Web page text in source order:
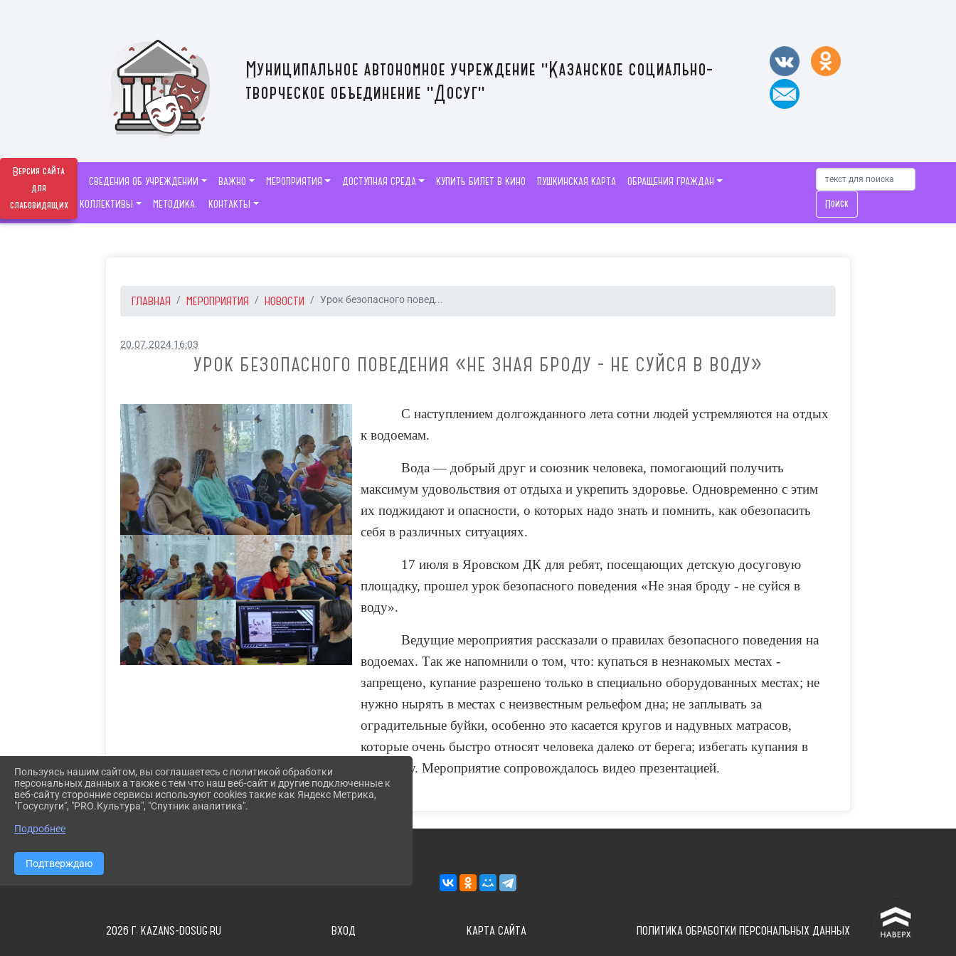
Версия сайта
для
слабовидящих
Муниципальное автономное учреждение "Казанское социально-
творческое объединение "Досуг"
СВЕДЕНИЯ ОБ УЧРЕЖДЕНИИ ВАЖНО МЕРОПРИЯТИЯ ДОСТУПНАЯ СРЕДА КУПИТЬ БИЛЕТ В КИНО ПУШКИНСКАЯ КАРТА
ОБРАЩЕНИЯ ГРАЖДАН
ТВОРЧЕСКИЕ КОЛЛЕКТИВЫ
МЕТОДИКА. КОНТАКТЫ Поиск
ГЛАВНАЯ МЕРОПРИЯТИЯ НОВОСТИ Урок безопасного повед...
20.07.2024 16:03
УРОК БЕЗОПАСНОГО ПОВЕДЕНИЯ «НЕ ЗНАЯ БРОДУ - НЕ СУЙСЯ В ВОДУ»
С наступлением долгожданного лета сотни людей устремляются на отдых
к водоемам.
Вода — добрый друг и союзник человека, помогающий получить
максимум удовольствия от отдыха и укрепить здоровье. Одновременно с этим
их поджидают и опасности, о которых надо знать и помнить, как обезопасить
себя в различных ситуациях.
17 июля в Яровском ДК для ребят, посещающих детскую досуговую
площадку, прошел урок безопасного поведения «Не зная броду - не суйся в
воду».
Ведущие мероприятия рассказали о правилах безопасного поведения на
водоемах. Так же напомнили о том, что: купаться в незнакомых местах -
запрещено, купание разрешено только в специально оборудованных местах; не
нужно нырять в местах с неизвестным рельефом дна; не заплывать за
оградительные буйки, особенно это касается кругов и надувных матрасов,
которые очень быстро относят человека далеко от берега; избегать купания в
одиночку. Мероприятие сопровождалось видео презентацией.
^
2026 Г. KAZANS-DOSUG.RU ВХОД КАРТА САЙТА ПОЛИТИКА ОБРАБОТКИ ПЕРСОНАЛЬНЫХ ДАННЫХ
Пользуясь нашим сайтом, вы соглашаетесь с политикой обработки
персональных данных а также с тем что наш веб-сайт и другие подключенные к
веб-сайту сторонние сервисы используют cookies такие как Яндекс Метрика,
"Госуслуги", "PRO.Культура", "Спутник аналитика".
Подробнее
Подтверждаю